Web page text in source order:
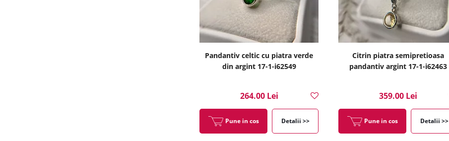
Pandantiv celtic cu piatra verde
din argint 17-1-i62549
264.00 Lei
Pune in cos Detalii >>
Citrin piatra semipretioasa
pandantiv argint 17-1-i62463
359.00 Lei
Pune in cos Detalii >>